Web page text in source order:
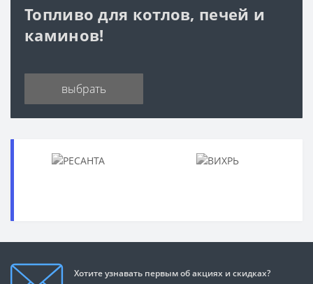
Топливо для котлов, печей и
каминов!
выбрать
Хотите узнавать первым об акциях и скидках?